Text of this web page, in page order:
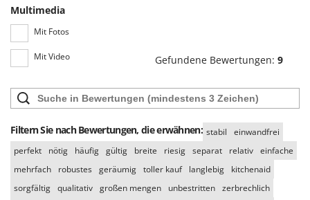
Multimedia
Mit Fotos
Mit Video Gefundene Bewertungen: 9
Filtern Sie nach Bewertungen, die erwähnen: stabil
einwandfrei
perfekt
nötig häufig gültig breite riesig separat relativ einfache
mehrfach
robustes geräumig toller kauf langlebig
kitchenaid
sorgfältig qualitativ großen mengen unbestritten zerbrechlich